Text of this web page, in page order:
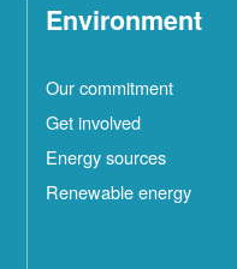
Environment
Our commitment
Get involved
Energy sources
Renewable energy